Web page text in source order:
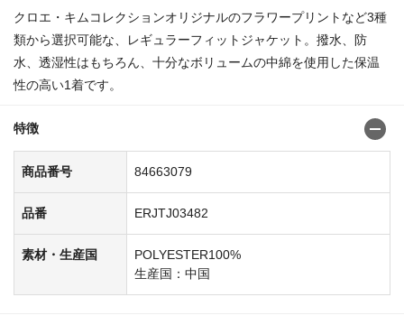
クロエ・キムコレクションオリジナルのフラワープリントなど3種
類から選択可能な、レギュラーフィットジャケット。撥水、防
水、透湿性はもちろん、十分なボリュームの中綿を使用した保温
性の高い1着です。
特徴
商品番号 84663079
品番 ERJTJ03482
素材・生産国
POLYESTER100%
生産国：中国